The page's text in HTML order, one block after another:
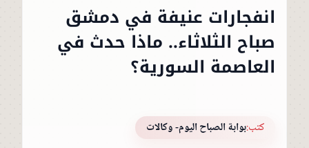
انفجارات عنيفة في دمشق
صباح الثلاثاء.. ماذا حدث في
العاصمة السورية؟
كتب:بوابة الصباح اليوم- وكالات